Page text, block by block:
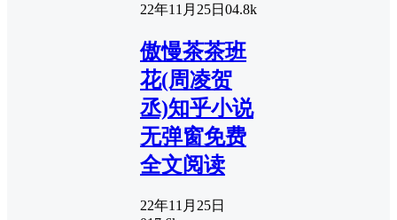
22年11月25日 04.8k
傲慢茶茶班
花(周凌贺
丞)知乎小说
无弹窗免费
全文阅读
22年11月25日